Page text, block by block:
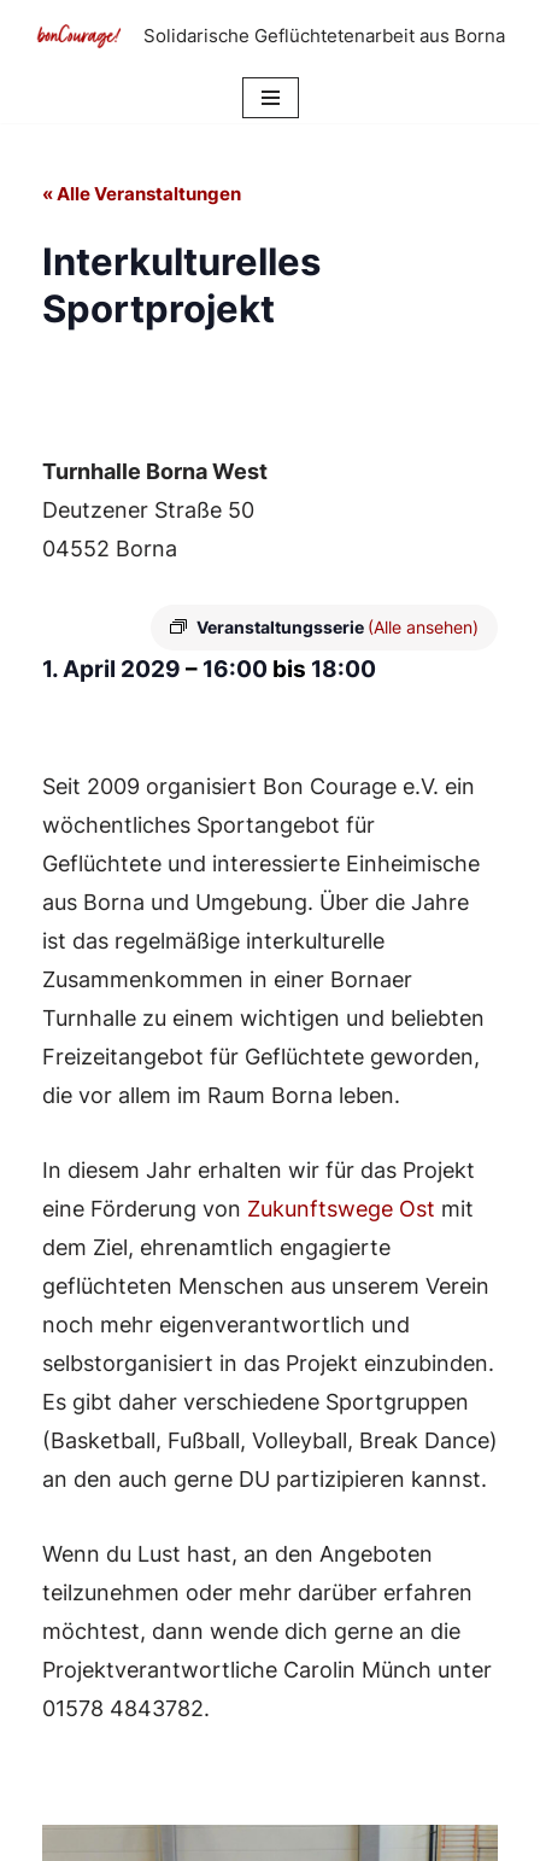
Solidarische Geflüchtetenarbeit aus Borna
« Alle Veranstaltungen
Interkulturelles
Sportprojekt
Turnhalle Borna West
Deutzener Straße 50
04552 Borna
Veranstaltungsserie (Alle ansehen)
1. April 2029 – 16:00 bis 18:00
Seit 2009 organisiert Bon Courage e.V. ein
wöchentliches Sportangebot für
Geflüchtete und interessierte Einheimische
aus Borna und Umgebung. Über die Jahre
ist das regelmäßige interkulturelle
Zusammenkommen in einer Bornaer
Turnhalle zu einem wichtigen und beliebten
Freizeitangebot für Geflüchtete geworden,
die vor allem im Raum Borna leben.
In diesem Jahr erhalten wir für das Projekt
eine Förderung von Zukunftswege Ost mit
dem Ziel, ehrenamtlich engagierte
geflüchteten Menschen aus unserem Verein
noch mehr eigenverantwortlich und
selbstorganisiert in das Projekt einzubinden.
Es gibt daher verschiedene Sportgruppen
(Basketball, Fußball, Volleyball, Break Dance)
an den auch gerne DU partizipieren kannst.
Wenn du Lust hast, an den Angeboten
teilzunehmen oder mehr darüber erfahren
möchtest, dann wende dich gerne an die
Projektverantwortliche Carolin Münch unter
01578 4843782.